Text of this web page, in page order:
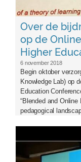
Over de
op de
Higher
6 november 2018
Begin oktober
Knowledge Lab) op
Education
“Blended and
pedagogical
logosigme-